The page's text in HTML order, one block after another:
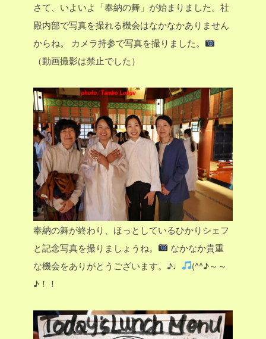
さて、いよいよ「奉納の舞」が始まりました。社
殿内部で写真を撮れる機会はなかなかありません
からね。
カメラ持参で写真を撮りました。
（動画撮影は禁止でした）
奉納の舞が終わり、ほっとしているひかりシェフ
と記念写真を撮りましょうね。
なかなか貴重
な機会をありがとうございます。♪♩
(^^♪～～
♪！！